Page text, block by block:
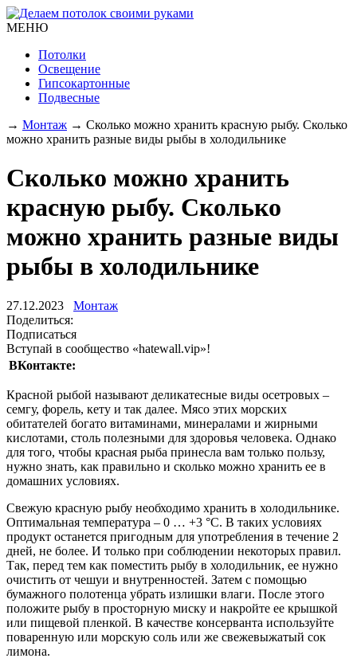
МЕНЮ
Потолки
Освещение
Гипсокартонные
Подвесные
→ Монтаж → Сколько можно хранить красную рыбу. Сколько
можно хранить разные виды рыбы в холодильнике
Сколько можно хранить
красную рыбу. Сколько
можно хранить разные виды
рыбы в холодильнике
27.12.2023 Монтаж
Поделиться:
Подписаться
Вступай в сообщество «hatewall.vip»!
ВКонтакте:
Красной рыбой называют деликатесные виды осетровых –
семгу, форель, кету и так далее. Мясо этих морских
обитателей богато витаминами, минералами и жирными
кислотами, столь полезными для здоровья человека. Однако
для того, чтобы красная рыба принесла вам только пользу,
нужно знать, как правильно и сколько можно хранить ее в
домашних условиях.
Свежую красную рыбу необходимо хранить в холодильнике.
Оптимальная температура – 0 … +3 °С. В таких условиях
продукт останется пригодным для употребления в течение 2
дней, не более. И только при соблюдении некоторых правил.
Так, перед тем как поместить рыбу в холодильник, ее нужно
очистить от чешуи и внутренностей. Затем с помощью
бумажного полотенца убрать излишки влаги. После этого
положите рыбу в просторную миску и накройте ее крышкой
или пищевой пленкой. В качестве консерванта используйте
поваренную или морскую соль или же свежевыжатый сок
лимона.